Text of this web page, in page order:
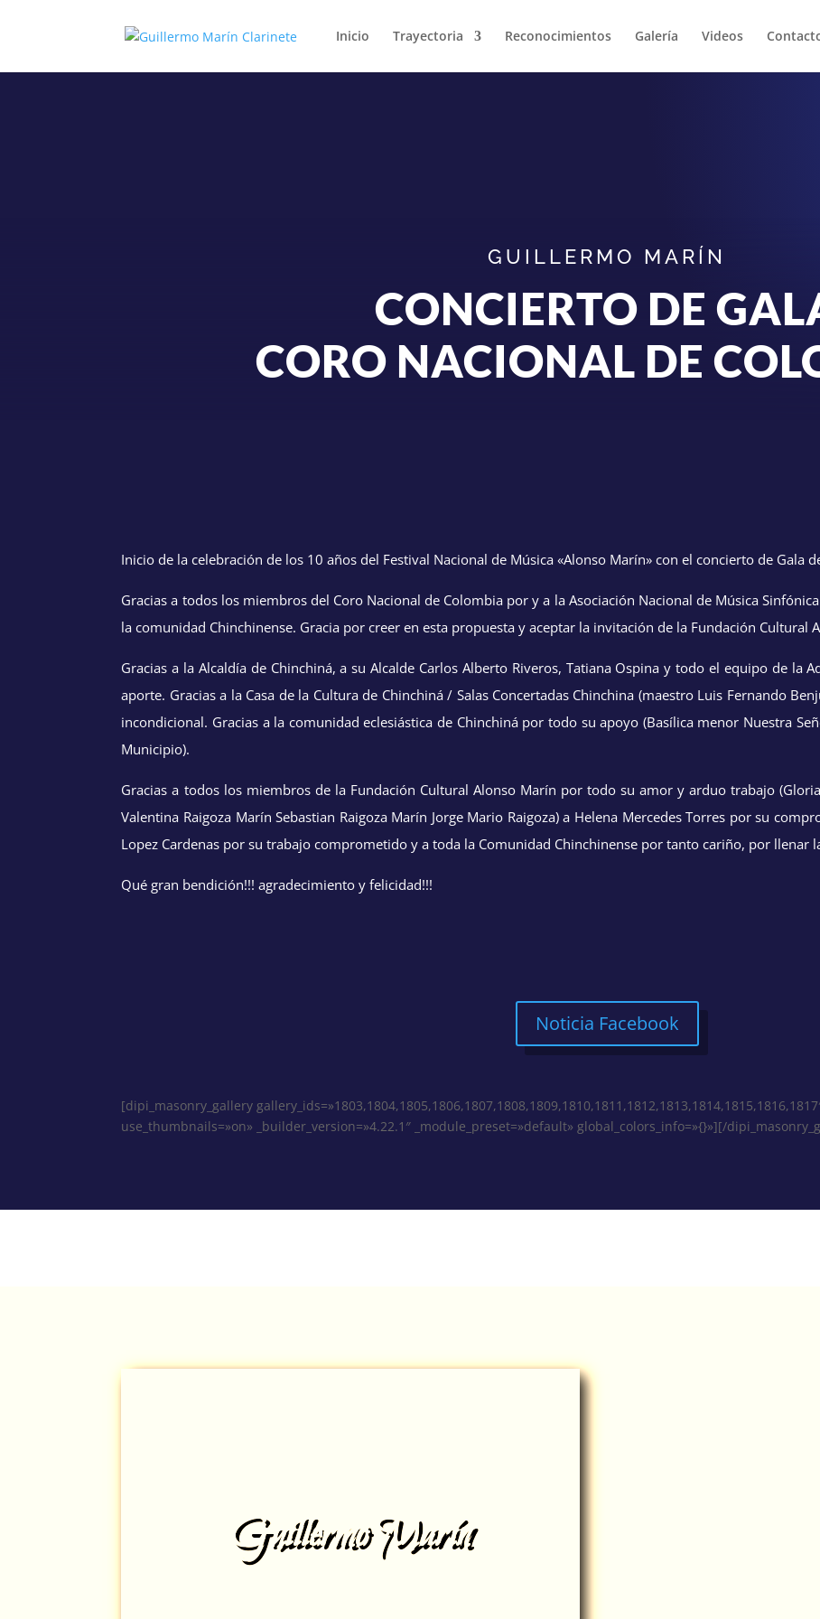
Inicio Trayectoria Reconocimientos Galería Videos
GUILLERMO MARÍN
CONCIERTO DE
CORO NACIONAL DE
Inicio de la celebración de los 10 años del Festival Nacional de Música «Alonso Marín» con el concierto de Gala
Gracias a todos los miembros del Coro Nacional de Colombia por y a la Asociación Nacional de Música
la comunidad Chinchinense. Gracia por creer en esta propuesta y aceptar la invitación de la Fundación Cultural
Gracias a la Alcaldía de Chinchiná, a su Alcalde Carlos Alberto Riveros, Tatiana Ospina y todo el equipo de la
aporte. Gracias a la Casa de la Cultura de Chinchiná / Salas Concertadas Chinchina (maestro Luis Fernando
incondicional. Gracias a la comunidad eclesiástica de Chinchiná por todo su apoyo (Basílica menor Nuestra
Municipio).
Gracias a todos los miembros de la Fundación Cultural Alonso Marín por todo su amor y arduo trabajo
Valentina Raigoza Marín Sebastian Raigoza Marín Jorge Mario Raigoza) a Helena Mercedes Torres por su
Lopez Cardenas por su trabajo comprometido y a toda la Comunidad Chinchinense por tanto cariño, por llenar
Qué gran bendición!!! agradecimiento y felicidad!!!
Noticia Facebook
[dipi_masonry_gallery
use_thumbnails=»on» _builder_version=»4.22.1″ _module_preset=»default» global_colors_info=»{}»][/
Guillermo Marín